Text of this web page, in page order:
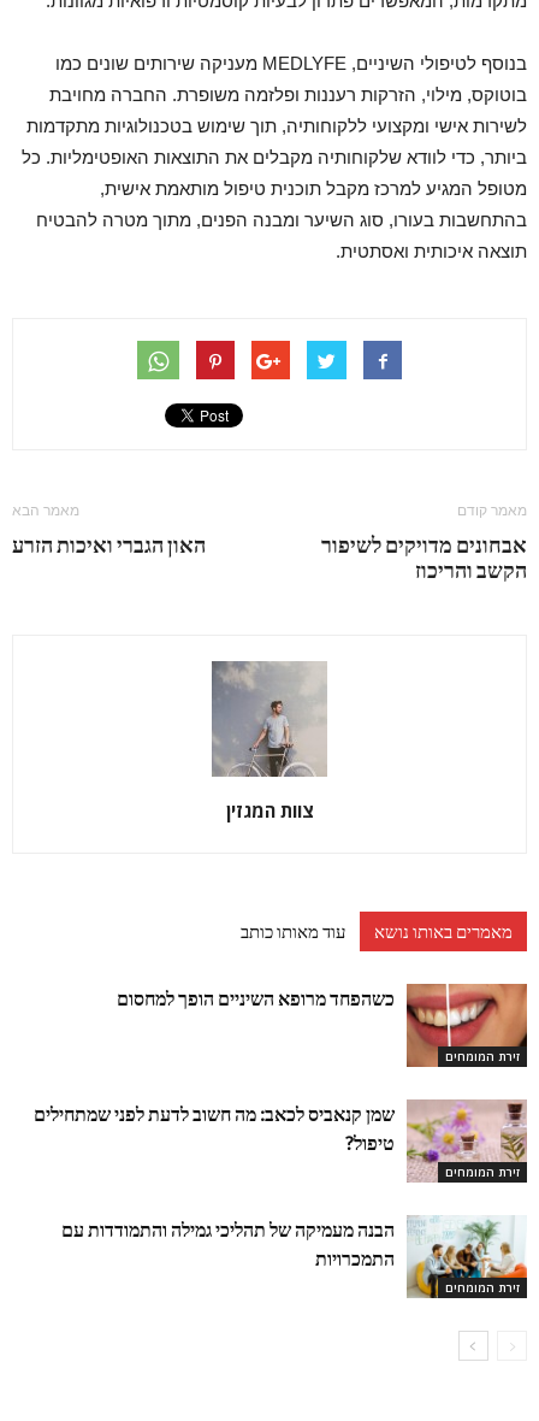
בנוסף לטיפולי השיניים, MEDLYFE מעניקה שירותים שונים כמו
בוטוקס, מילוי, הזרקות רעננות ופלזמה משופרת. החברה מחויבת
לשירות אישי ומקצועי ללקוחותיה, תוך שימוש בטכנולוגיות מתקדמות
ביותר, כדי לוודא שלקוחותיה מקבלים את התוצאות האופטימליות. כל
מטופל המגיע למרכז מקבל תוכנית טיפול מותאמת אישית,
בהתחשבות בעורו, סוג השיער ומבנה הפנים, מתוך מטרה להבטיח
תוצאה איכותית ואסתטית.
מאמר קודם
אבחונים מדויקים לשיפור
הקשב והריכוז
מאמר הבא
האון הגברי ואיכות הזרע
צוות המגזין
מאמרים באותו נושא עוד מאותו כותב
זירת המומחים
כשהפחד מרופא השיניים הופך למחסום
זירת המומחים
שמן קנאביס לכאב: מה חשוב לדעת לפני שמתחילים
טיפול?
זירת המומחים
הבנה מעמיקה של תהליכי גמילה והתמודדות עם
התמכרויות